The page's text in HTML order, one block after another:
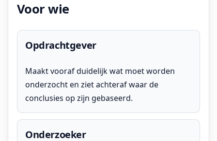
Voor wie
Opdrachtgever
Maakt vooraf duidelijk wat moet worden
onderzocht en ziet achteraf waar de
conclusies op zijn gebaseerd.
Onderzoeker